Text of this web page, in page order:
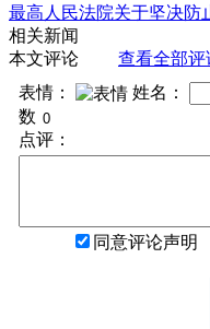
最高人民法院关于坚决防
相关新闻
本文评论
查看全部评
表情：
姓名：
数
点评：
同意评论声明